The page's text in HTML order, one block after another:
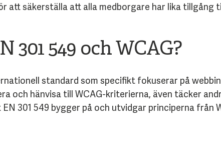
att säkerställa att alla medborgare har lika tillgång
549 och WCAG?
standard som specifikt fokuserar på
och hänvisa till WCAG-kriterierna, även täcker
301 549 bygger på och utvidgar principerna från